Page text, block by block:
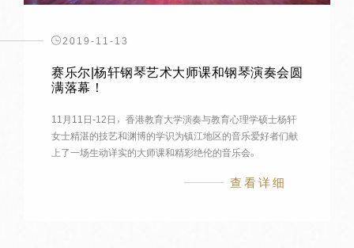
2019-11-13
赛乐尔|杨轩钢琴艺术大师课和钢琴演奏会圆
满落幕！
11月11日-12日，香港教育大学演奏与教育心理学硕士杨轩
女士精湛的技艺和渊博的学识为镇江地区的音乐爱好者们献
上了一场生动详实的大师课和精彩绝伦的音乐会。
查看详细